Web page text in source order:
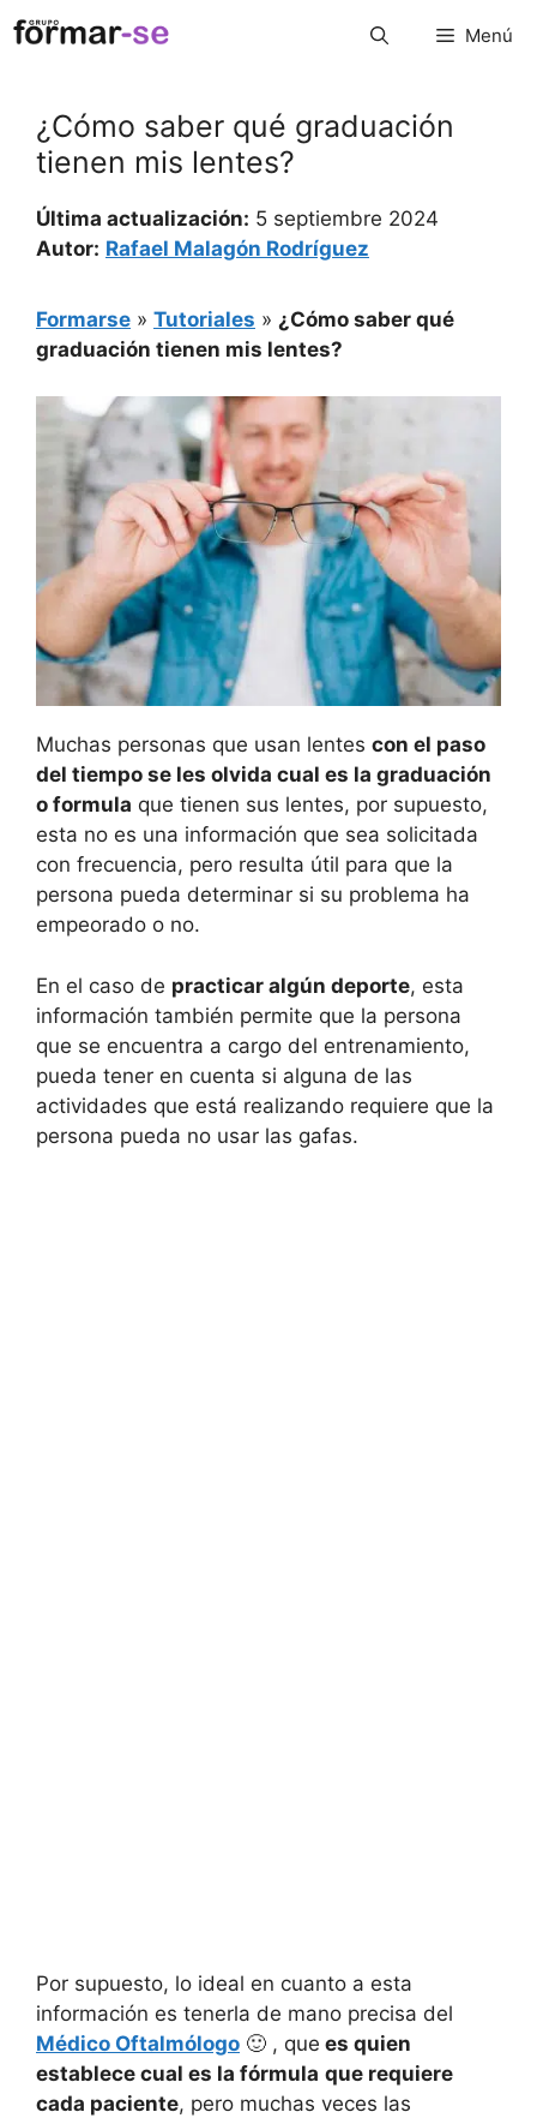
Saltar
al
Menú
¿Cómo saber qué graduación
tienen mis lentes?
Última actualización: 5 septiembre 2024
Autor: Rafael Malagón Rodríguez
Formarse » Tutoriales » ¿Cómo saber qué
graduación tienen mis lentes?
Muchas personas que usan lentes con el paso
del tiempo se les olvida cual es la graduación
o formula que tienen sus lentes, por supuesto,
esta no es una información que sea solicitada
con frecuencia, pero resulta útil para que la
persona pueda determinar si su problema ha
empeorado o no.
En el caso de practicar algún deporte, esta
información también permite que la persona
que se encuentra a cargo del entrenamiento,
pueda tener en cuenta si alguna de las
actividades que está realizando requiere que la
persona pueda no usar las gafas.
Por supuesto, lo ideal en cuanto a esta
información es tenerla de mano precisa del
Médico Oftalmólogo 🙂 , que es quien
establece cual es la fórmula que requiere
cada paciente, pero muchas veces las